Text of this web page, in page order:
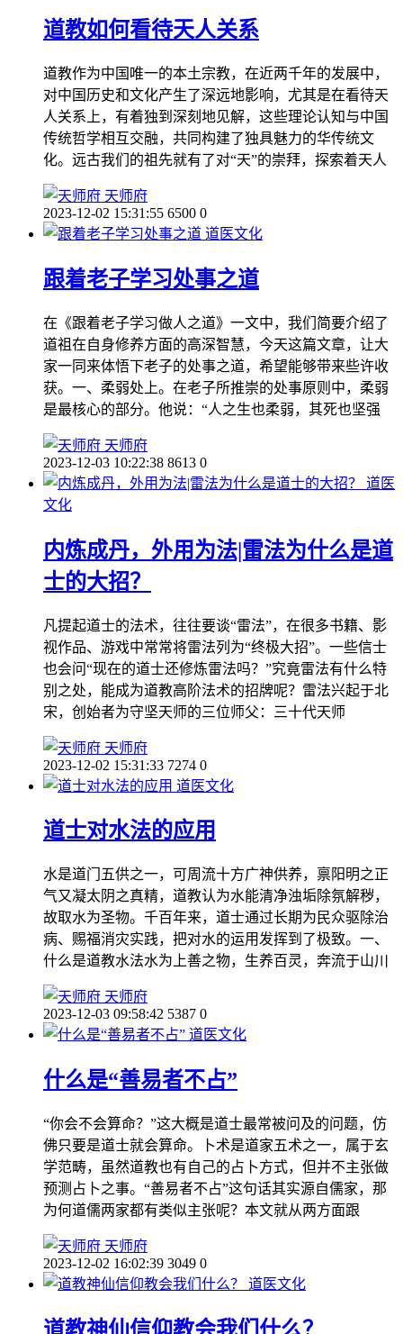
道教如何看待天人关系
道教作为中国唯一的本土宗教，在近两千年的发展中，
对中国历史和文化产生了深远地影响，尤其是在看待天
人关系上，有着独到深刻地见解，这些理论认知与中国
传统哲学相互交融，共同构建了独具魅力的华传统文
化。远古我们的祖先就有了对“天”的崇拜，探索着天人
天师府
2023-12-02 15:31:55 6500 0
道医文化
跟着老子学习处事之道
在《跟着老子学习做人之道》一文中，我们简要介绍了
道祖在自身修养方面的高深智慧，今天这篇文章，让大
家一同来体悟下老子的处事之道，希望能够带来些许收
获。一、柔弱处上。在老子所推崇的处事原则中，柔弱
是最核心的部分。他说：“人之生也柔弱，其死也坚强
天师府
2023-12-03 10:22:38 8613 0
道医
文化
内炼成丹，外用为法|雷法为什么是道
士的大招？
凡提起道士的法术，往往要谈“雷法”，在很多书籍、影
视作品、游戏中常常将雷法列为“终极大招”。一些信士
也会问“现在的道士还修炼雷法吗？”究竟雷法有什么特
别之处，能成为道教高阶法术的招牌呢？雷法兴起于北
宋，创始者为守坚天师的三位师父：三十代天师
天师府
2023-12-02 15:31:33 7274 0
道医文化
道士对水法的应用
水是道门五供之一，可周流十方广神供养，禀阳明之正
气又凝太阴之真精，道教认为水能清净浊垢除氛解秽，
故取水为圣物。千百年来，道士通过长期为民众驱除治
病、赐福消灾实践，把对水的运用发挥到了极致。一、
什么是道教水法水为上善之物，生养百灵，奔流于山川
天师府
2023-12-03 09:58:42 5387 0
道医文化
什么是“善易者不占”
“你会不会算命？”这大概是道士最常被问及的问题，仿
佛只要是道士就会算命。卜术是道家五术之一，属于玄
学范畴，虽然道教也有自己的占卜方式，但并不主张做
预测占卜之事。“善易者不占”这句话其实源自儒家，那
为何道儒两家都有类似主张呢？本文就从两方面跟
天师府
2023-12-02 16:02:39 3049 0
道医文化